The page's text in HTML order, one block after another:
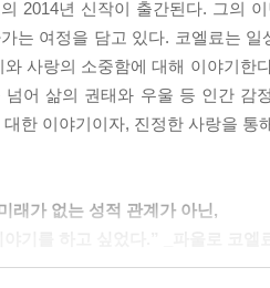
으니까. 그래서 자기 안에 있는 가
가능성들로 남게 되는 거지.” (본
에겐 대가가 따라. 습관을 버려야
찾지 않은 사람이 치르는 대가보
서는 우리 모두 똑같다. 똑같은 실
2014년 신작이 출간된다. 그의
는 여정을 담고 있다. 코엘료는
와 사랑의 소중함에 대해 이야기한
넘어 삶의 권태와 우울 등 인간 감
한 이야기이자, 진정한 사랑을
래가 없는 성적 관계가 아닌,